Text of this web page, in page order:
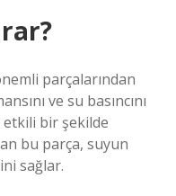
parçalarından
ve su basıncını
bir şekilde
bu parça, suyun
sağlar.